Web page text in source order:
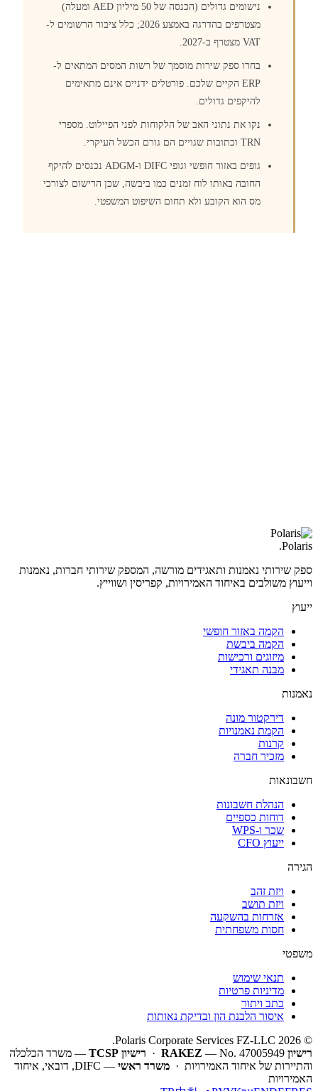
נישומים גדולים (הכנסה של 50 מיליון AED ומעלה)
מצטרפים בהדרגה באמצע 2026; כלל ציבור הרשומים ל-
VAT מצטרף ב-2027.
בחרו ספק שירות מוסמך של רשות המסים המתאים ל-
ERP הקיים שלכם. פורטלים ידניים אינם מתאימים
להיקפים גדולים.
נקו את נתוני האב של הלקוחות לפני הפיילוט. מספרי
TRN וכתובות שגויים הם גורם הכשל העיקרי.
גופים באזור חופשי וגופי DIFC ו-ADGM נכנסים להיקף
החובה באותו לוח זמנים כמו ביבשה, שכן הרישום לצורכי
מס הוא הקובע ולא תחום השיפוט המשפטי.
Polaris
.
ספק שירותי נאמנות ותאגידים מורשה, המספק שירותי חברות, נאמנות
וייעוץ משולבים באיחוד האמירויות, קפריסין ושווייץ.
ייעוץ
הקמה באזור חופשי
הקמה ביבשת
מיזוגים ורכישות
מבנה תאגידי
נאמנות
דירקטור מונה
הקמת נאמנויות
קרנות
מזכיר חברה
חשבונאות
הנהלת חשבונות
דוחות כספיים
שכר ו-WPS
ייעוץ CFO
הגירה
ויזת זהב
ויזת תושב
אזרחות בהשקעה
חסות משפחתית
משפטי
תנאי שימוש
מדיניות פרטיות
כתב ויתור
איסור הלבנת הון ובדיקת נאותות
© 2026 Polaris Corporate Services FZ-LLC.
רישיון RAKEZ — No. 47005949 · רישיון TCSP
— משרד הכלכלה
והתיירות של איחוד האמירויות · משרד ראשי
— DIFC, דובאי, איחוד
האמירויות